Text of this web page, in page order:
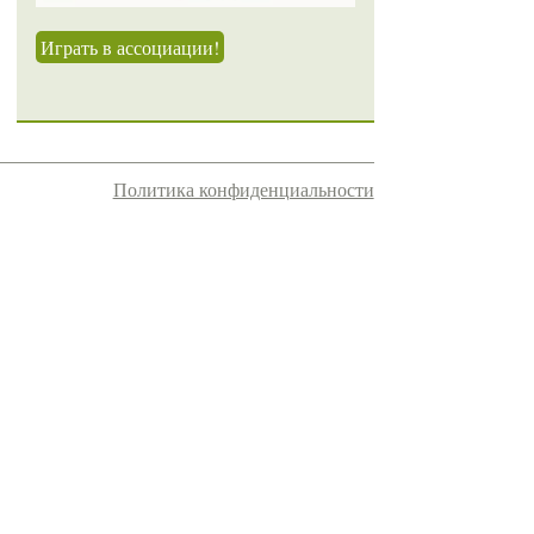
Играть в ассоциации!
Политика конфиденциальности